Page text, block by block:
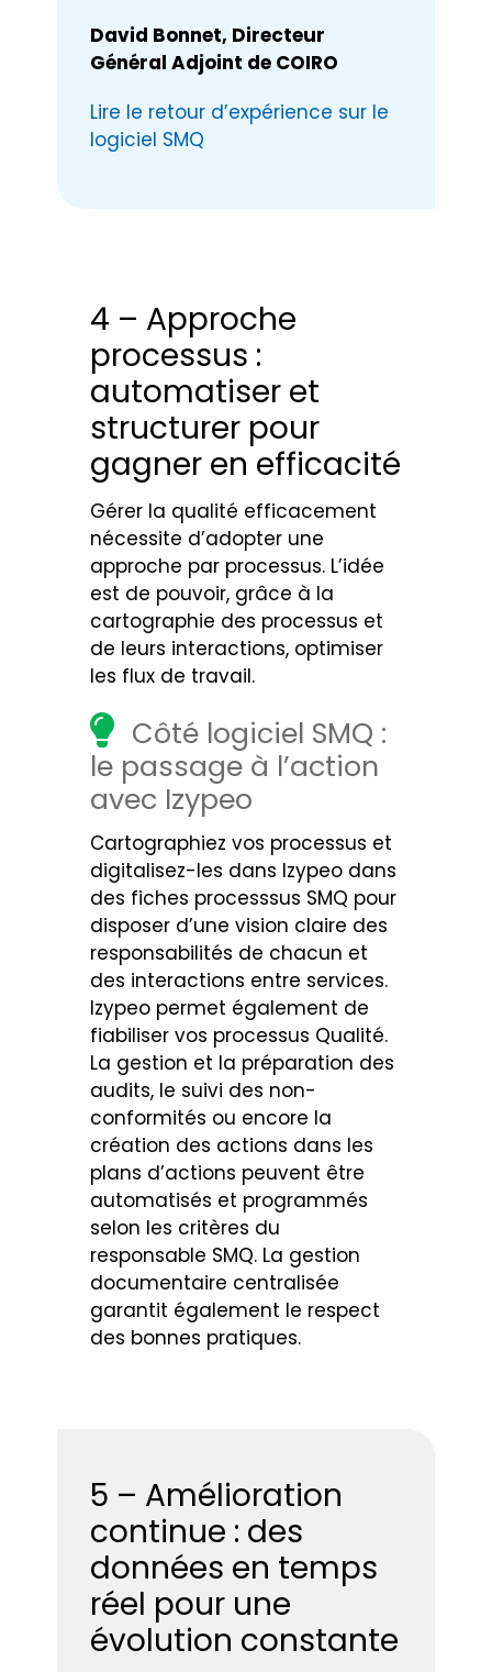
David Bonnet, Directeur
Général Adjoint de COIRO
Lire le retour d’expérience sur le
logiciel SMQ
4 – Approche
processus :
automatiser et
structurer pour
gagner en efficacité
Gérer la qualité efficacement
nécessite d’adopter une
approche par processus. L’idée
est de pouvoir, grâce à la
cartographie des processus et
de leurs interactions, optimiser
les flux de travail.
Côté logiciel SMQ :
le passage à l’action
avec Izypeo
Cartographiez vos processus et
digitalisez-les dans Izypeo dans
des fiches processsus SMQ pour
disposer d’une vision claire des
responsabilités de chacun et
des interactions entre services.
Izypeo permet également de
fiabiliser vos processus Qualité.
La gestion et la préparation des
audits, le suivi des non-
conformités ou encore la
création des actions dans les
plans d’actions peuvent être
automatisés et programmés
selon les critères du
responsable SMQ. La gestion
documentaire centralisée
garantit également le respect
des bonnes pratiques.
5 – Amélioration
continue : des
données en temps
réel pour une
évolution constante